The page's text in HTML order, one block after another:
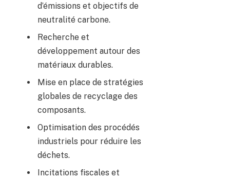
d’émissions et objectifs de
neutralité carbone.
Recherche et
développement autour des
matériaux durables.
Mise en place de stratégies
globales de recyclage des
composants.
Optimisation des procédés
industriels pour réduire les
déchets.
Incitations fiscales et